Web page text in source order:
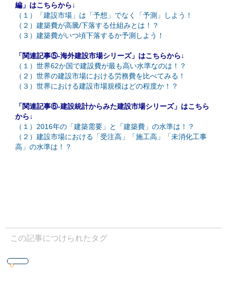
編」はこちらから↓
（１）「建設市場」は「予想」でなく「予測」しよう！
（２）建築費が高騰/下落する仕組みとは！？
（３）建築費がいつ頃下落するか予測しよう！
「関連記事⑤-海外建設市場シリーズ」はこちらから↓
（１）世界62か国で建設費が最も高い水準なのは！？
（２）世界の建設市場における労務費を比べてみる！
（３）世界における建設市場規模はどの程度か！？
「関連記事⑥-建設統計からみた建設市場シリーズ」はこちら
から↓
（１）2016年の「建築需要」と「建築費」の水準は！？
（２）建設市場における「受注高」「施工高」「未消化工事
高」の水準は！？
この記事につけられたタグ